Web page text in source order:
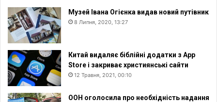
Музей Івана Огієнка видав новий путівник
8 Липня, 2020, 13:27
Китай видаляє біблійні додатки з App
Store і закриває християнські сайти
12 Травня, 2021, 00:10
ООН оголосила про необхідність надання